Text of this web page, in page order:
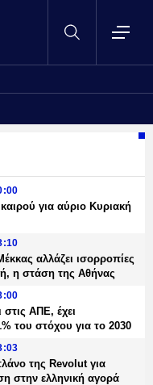
για αύριο Κυριακή
αλλάζει ισορροπίες
η στάση της Αθήνας
ΑΠΕ, έχει
του στόχου για το 2030
της Revolut για
στην ελληνική αγορά